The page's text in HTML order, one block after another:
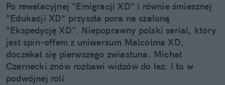
Po rewelacyjnej "Emigracji XD" i równie śmiesznej
"Edukacji XD" przyszła pora na szaloną
"Ekspedycję XD". Niepoprawny polski serial, który
jest spin-offem z uniwersum Malcolma XD,
doczekał się pierwszego zwiastuna. Michał
Czernecki znów rozbawi widzów do łez. I to w
podwójnej roli